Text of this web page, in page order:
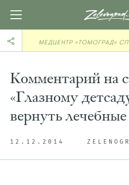
МЕДЦЕНТР «ТОМОГРАД»
Комментарий на
«Глазному
вернуть
12.12.2014